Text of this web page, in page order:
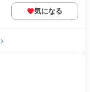
気になる